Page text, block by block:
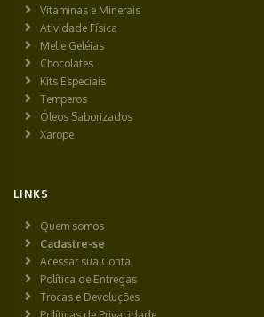
Vitaminas e Minerais
Atividade Física
Mel e Geléias
Chocolates
Kits Especiais
Temperos
Óleos Saborizados
Xarope
LINKS
Quem somos
Cadastre-se
Acessar sua Conta
Política de Entregas
Trocas e Devoluções